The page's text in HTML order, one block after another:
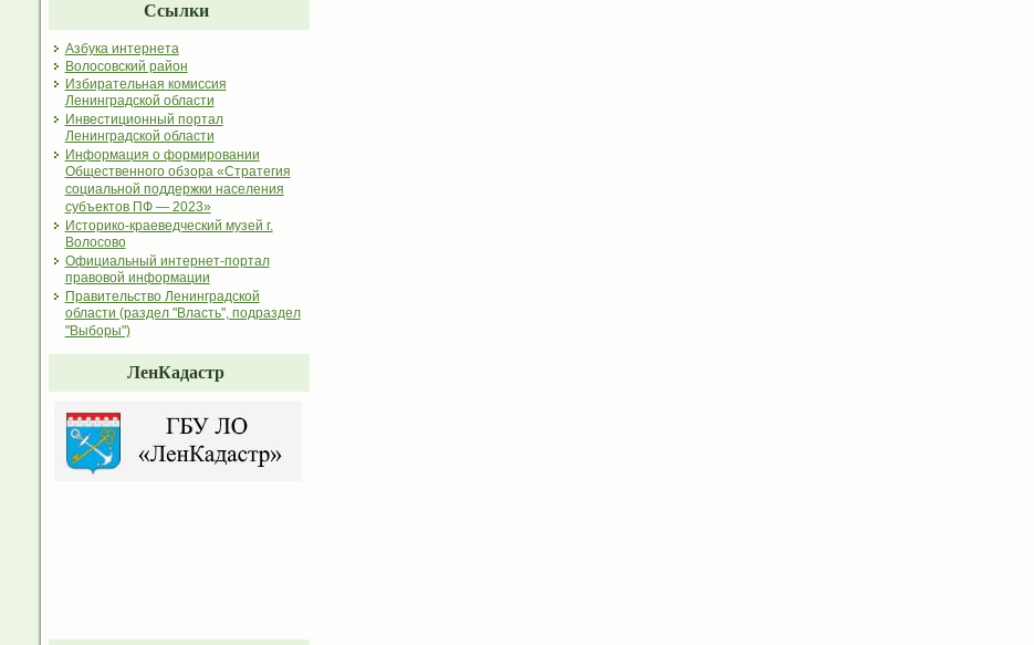
Ссылки
Азбука интернета
Волосовский район
Избирательная комиссия
Ленинградской области
Инвестиционный портал
Ленинградской области
Информация о формировании
Общественного обзора «Стратегия
социальной поддержки населения
субъектов ПФ — 2023»
Историко-краеведческий музей г.
Волосово
Официальный интернет-портал
правовой информации
Правительство Ленинградской
области (раздел "Власть", подраздел
"Выборы")
ЛенКадастр